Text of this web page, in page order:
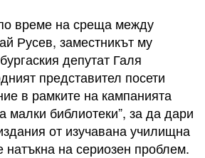
време на среща между
Русев, заместникът му
депутат Галя
представител посети
в рамките на кампанията
малки библиотеки”, за да дари
от изучавана училищна
натъкна на сериозен проблем.